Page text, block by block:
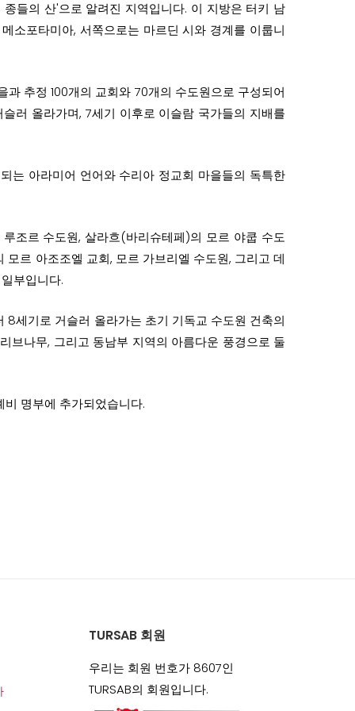
들의 산'으로 알려진 지역입니다. 이 지방은 터키 남
소포타미아, 서쪽으로는 마르딘 시와 경계를 이룹니
추정 100개의 교회와 70개의 수도원으로 구성되어
러 올라가며, 7세기 이후로 이슬람 국가들의 지배를
는 아라미어 언어와 수리아 정교회 마을들의 독특한
조르 수도원, 살라흐(바리슈테페)의 모르 야쿱 수도
르 아조조엘 교회, 모르 가브리엘 수도원, 그리고 데
부입니다.
세기로 거슬러 올라가는 초기 기독교 수도원 건축의
브나무, 그리고 동남부 지역의 아름다운 풍경으로 둘
명부에 추가되었습니다.
TURSAB 회원
우리는 회원 번호가 8607인
TURSAB의 회원입니다.